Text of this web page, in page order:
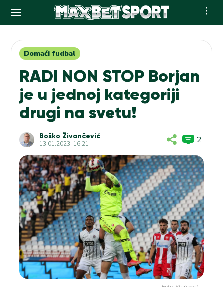
contentDomaći fudbal
RADI NON STOP Borjan
je u jednoj kategoriji
drugi na svetu!
Boško Živančević
13.01.2023. 16:21 2